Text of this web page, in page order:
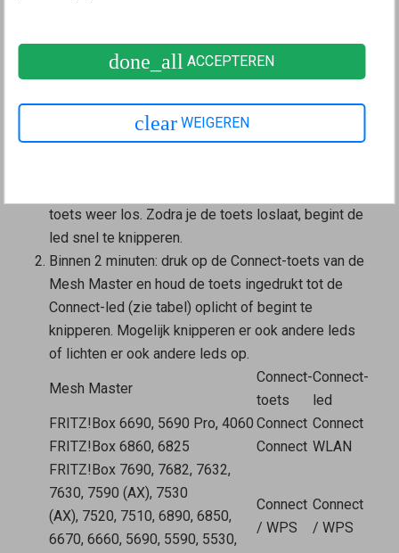
Het apparaat wordt met een druk op de knop in het
eerst op de toets van deMesh Masterof deMesh
drukt. Wij raden de volgende volgorde aan:
toets weer los. Zodra je de toets loslaat, begint de
led snel te knipperen.
Binnen 2 minuten: druk op de Connect-toets van de
Mesh Masteren houd de toets ingedrukt tot de
Connect-led (zie tabel) oplicht of begint te
knipperen. Mogelijk knipperen er ook andere leds
of lichten er ook andere leds op.
Mesh Master
Connect-
toets
Connect-
led
FRITZ!Box 6690, 5690 Pro, 4060 Connect Connect
FRITZ!Box 6860, 6825
Connect WLAN
FRITZ!Box 7690, 7682, 7632,
7630, 7590 (AX), 7530
(AX), 7520, 7510, 6890, 6850,
6670, 6660, 5690, 5590, 5530,
Connect
/ WPS
Connect
/ WPS
done_all ACCEPTEREN
clear WEIGEREN